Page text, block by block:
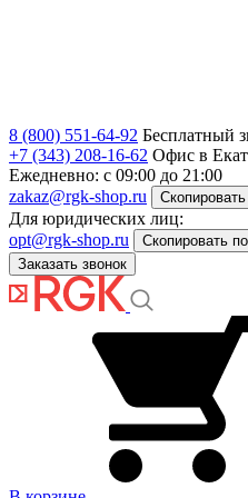
8 (800) 551-64-92 Бесплатный
+7 (343) 208-16-62 Офис в
Ежедневно: с 09:00 до 21:00
zakaz@rgk-shop.ru
Для юридических лиц:
opt@rgk-shop.ru
Скопировать
Заказать звонок